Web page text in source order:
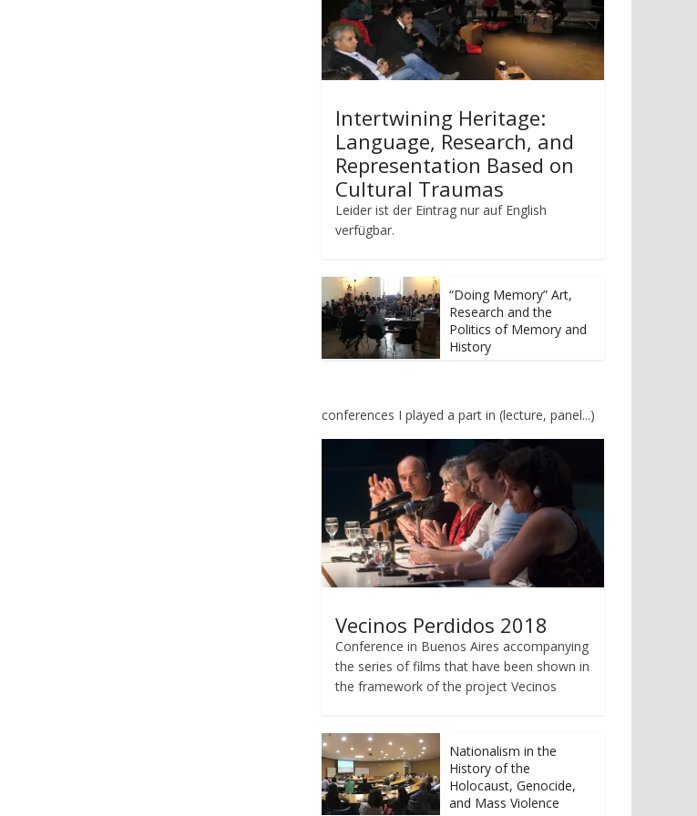
Intertwining Heritage:
Language, Research, and
Representation Based on
Cultural Traumas
Leider ist der Eintrag nur auf English
verfügbar.
“Doing Memory” Art,
Research and the
Politics of Memory and
History
conferences I played a part in (lecture, panel...)
Vecinos Perdidos 2018
Conference in Buenos Aires accompanying
the series of films that have been shown in
the framework of the project Vecinos
Nationalism in the
History of the
Holocaust, Genocide,
and Mass Violence